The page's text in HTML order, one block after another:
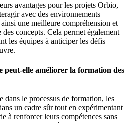
avantages pour les projets Orbio,
avec des environnements
une meilleure compréhension et
concepts. Cela permet également
les équipes à anticiper les défis
peut-elle améliorer la formation des
le processus de formation, les
un cadre sûr tout en expérimentant
à renforcer leurs compétences sans